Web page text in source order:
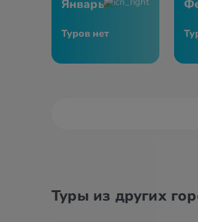
Январь
Туров нет
Туры из других